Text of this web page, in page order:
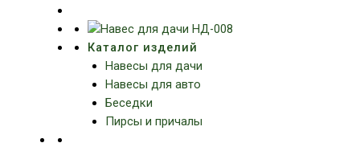
Каталог изделий
Навесы для дачи
Навесы для авто
Беседки
Пирсы и причалы